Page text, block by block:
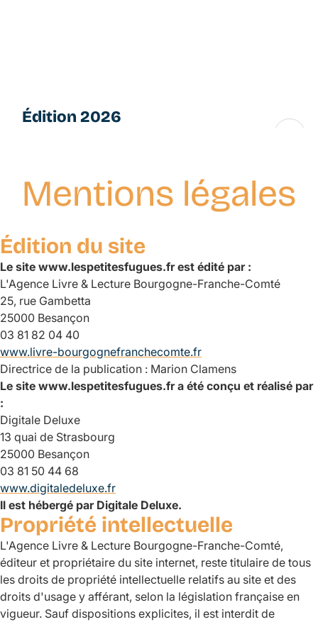
s
Édition 2026
Mentions légales
Édition du site
Le site www.lespetitesfugues.fr est édité par :
L'Agence Livre & Lecture Bourgogne-Franche-Comté
25, rue Gambetta
25000 Besançon
03 81 82 04 40
www.livre-bourgognefranchecomte.fr
Directrice de la publication : Marion Clamens
Le site www.lespetitesfugues.fr a été conçu et réalisé par
:
Digitale Deluxe
13 quai de Strasbourg
25000 Besançon
03 81 50 44 68
www.digitaledeluxe.fr
Il est hébergé par Digitale Deluxe.
Propriété intellectuelle
L'Agence Livre & Lecture Bourgogne-Franche-Comté,
éditeur et propriétaire du site internet, reste titulaire de tous
les droits de propriété intellectuelle relatifs au site et des
droits d'usage y afférant, selon la législation française en
vigueur. Sauf dispositions explicites, il est interdit de